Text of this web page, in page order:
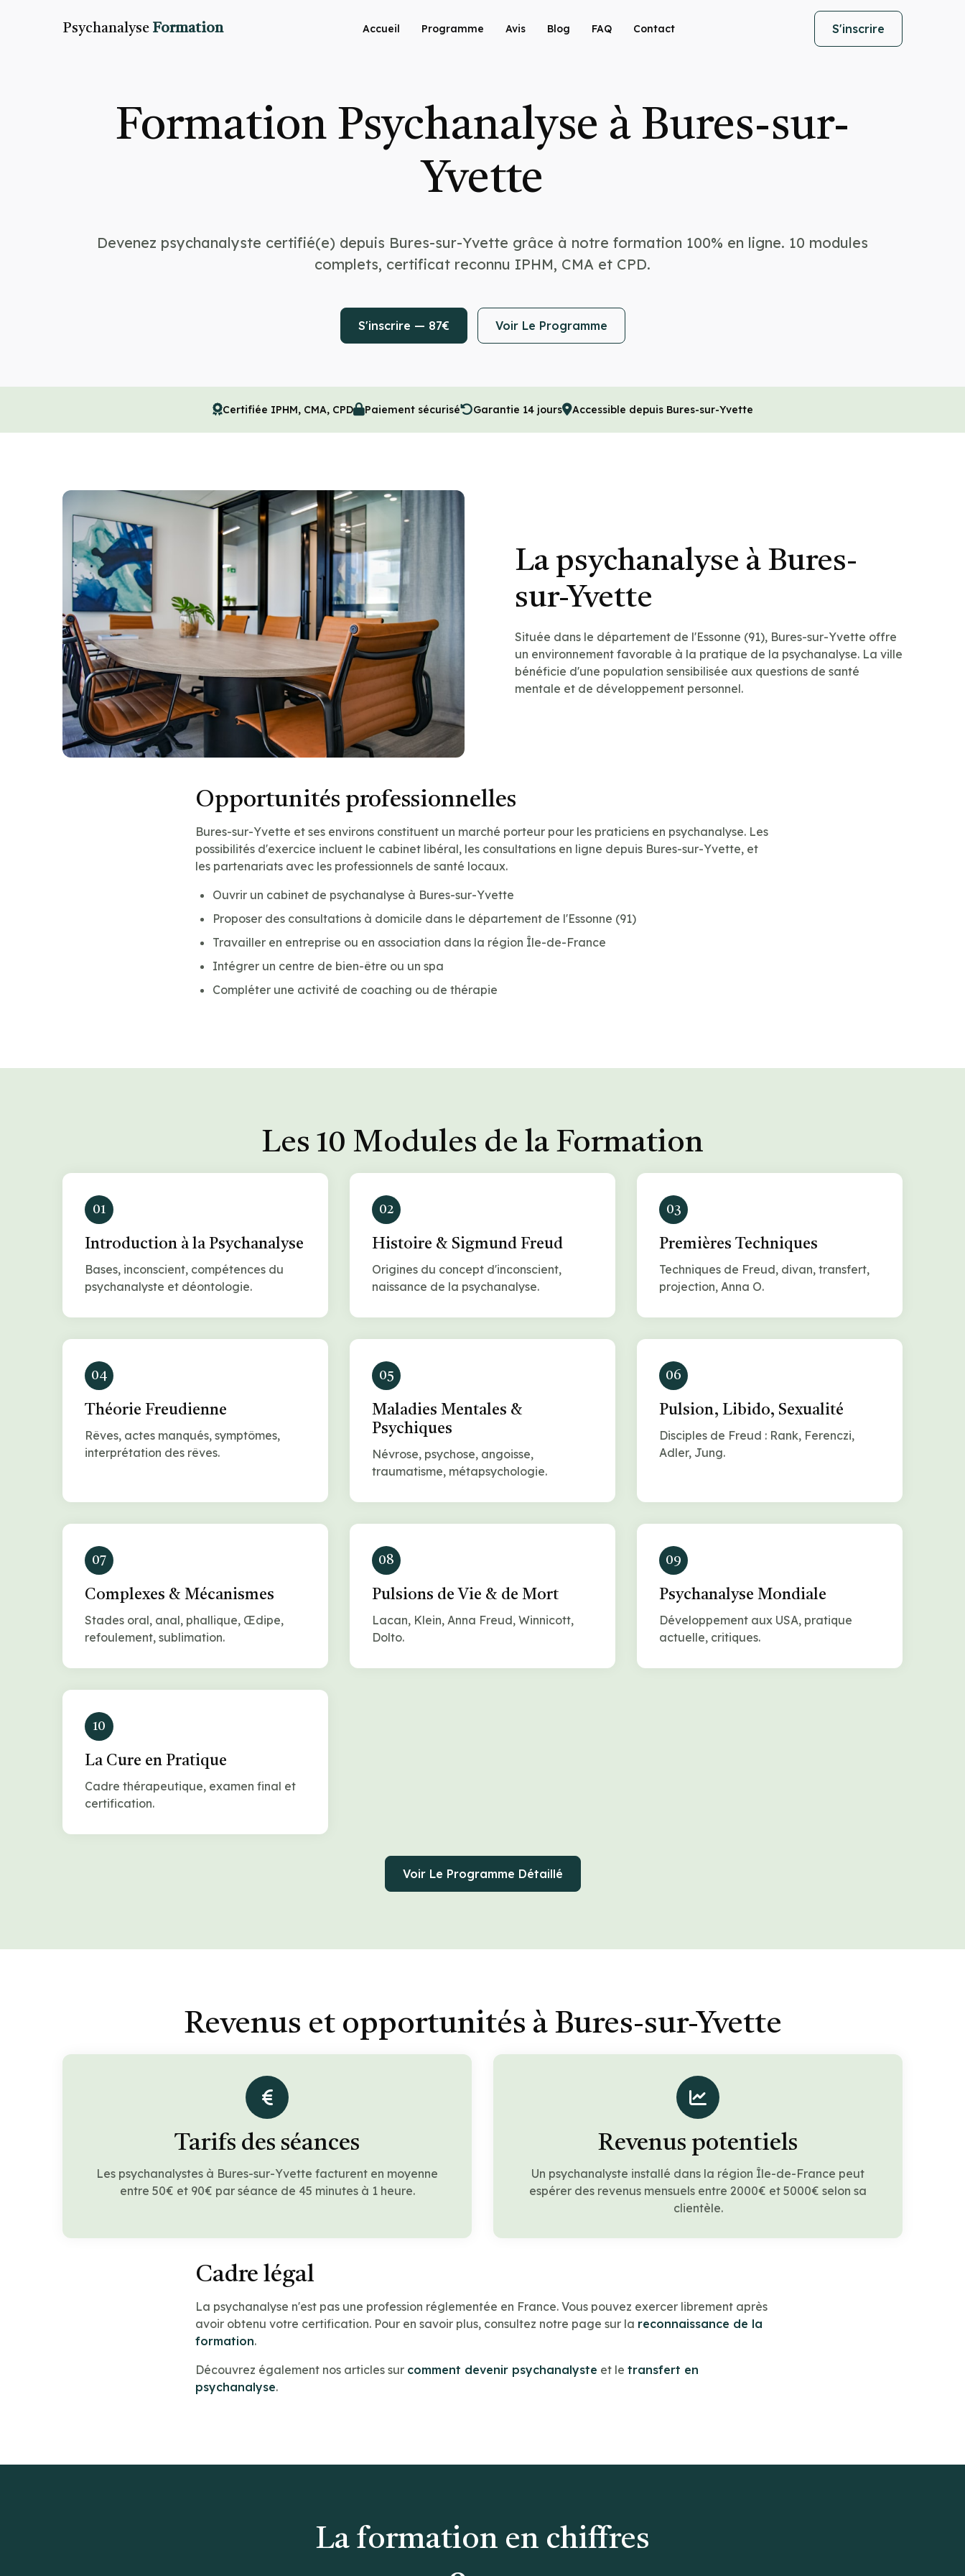
Psychanalyse Formation Accueil Programme Avis Blog FAQ Contact S'inscrire
Formation Psychanalyse à Bures-sur-
Yvette
Devenez psychanalyste certifié(e) depuis Bures-sur-Yvette grâce à notre formation 100% en ligne. 10 modules
complets, certificat reconnu IPHM, CMA et CPD.
S'inscrire — 87€ Voir Le Programme
Certifiée IPHM, CMA, CPD Paiement sécurisé Garantie 14 jours Accessible depuis Bures-sur-Yvette
La psychanalyse à Bures-
sur-Yvette
Située dans le département de l'Essonne (91), Bures-sur-Yvette offre
un environnement favorable à la pratique de la psychanalyse. La ville
bénéficie d'une population sensibilisée aux questions de santé
mentale et de développement personnel.
Opportunités professionnelles
Bures-sur-Yvette et ses environs constituent un marché porteur pour les praticiens en psychanalyse. Les
possibilités d'exercice incluent le cabinet libéral, les consultations en ligne depuis Bures-sur-Yvette, et
les partenariats avec les professionnels de santé locaux.
Ouvrir un cabinet de psychanalyse à Bures-sur-Yvette
Proposer des consultations à domicile dans le département de l'Essonne (91)
Travailler en entreprise ou en association dans la région Île-de-France
Intégrer un centre de bien-être ou un spa
Compléter une activité de coaching ou de thérapie
Les 10 Modules de la Formation
01
Introduction à la Psychanalyse
Bases, inconscient, compétences du
psychanalyste et déontologie.
02
Histoire & Sigmund Freud
Origines du concept d'inconscient,
naissance de la psychanalyse.
03
Premières Techniques
Techniques de Freud, divan, transfert,
projection, Anna O.
04
Théorie Freudienne
Rêves, actes manqués, symptômes,
interprétation des rêves.
05
Maladies Mentales &
Psychiques
Névrose, psychose, angoisse,
traumatisme, métapsychologie.
06
Pulsion, Libido, Sexualité
Disciples de Freud : Rank, Ferenczi,
Adler, Jung.
07
Complexes & Mécanismes
Stades oral, anal, phallique, Œdipe,
refoulement, sublimation.
08
Pulsions de Vie & de Mort
Lacan, Klein, Anna Freud, Winnicott,
Dolto.
09
Psychanalyse Mondiale
Développement aux USA, pratique
actuelle, critiques.
10
La Cure en Pratique
Cadre thérapeutique, examen final et
certification.
Voir Le Programme Détaillé
Revenus et opportunités à Bures-sur-Yvette
Tarifs des séances
Les psychanalystes à Bures-sur-Yvette facturent en moyenne
entre 50€ et 90€ par séance de 45 minutes à 1 heure.
Revenus potentiels
Un psychanalyste installé dans la région Île-de-France peut
espérer des revenus mensuels entre 2000€ et 5000€ selon sa
clientèle.
Cadre légal
La psychanalyse n'est pas une profession réglementée en France. Vous pouvez exercer librement après
avoir obtenu votre certification. Pour en savoir plus, consultez notre page sur la reconnaissance de la
formation.
Découvrez également nos articles sur comment devenir psychanalyste et le transfert en
psychanalyse.
La formation en chiffres